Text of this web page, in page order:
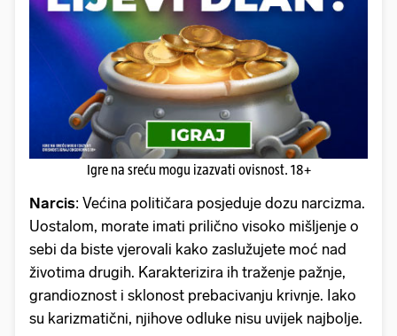
Igre na sreću mogu izazvati ovisnost. 18+
Narcis: Većina političara posjeduje dozu narcizma.
Uostalom, morate imati prilično visoko mišljenje o
sebi da biste vjerovali kako zaslužujete moć nad
životima drugih. Karakterizira ih traženje pažnje,
grandioznost i sklonost prebacivanju krivnje. Iako
su karizmatični, njihove odluke nisu uvijek najbolje.